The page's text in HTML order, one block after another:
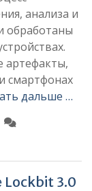
анализа и
обработаны
артефакты,
смартфонах
дальше …
Lockbit 3.0